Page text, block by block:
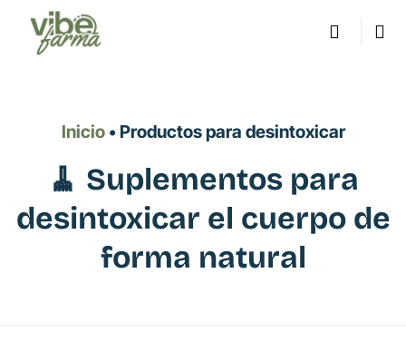
contenido
Inicio• Productos para desintoxicar
🧹 Suplementos para
desintoxicar el cuerpo de
forma natural